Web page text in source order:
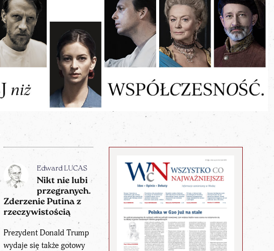
Edward LUCAS
Nikt nie lubi
przegranych.
Zderzenie Putina z
rzeczywistością
Prezydent Donald Trump
wydaje się także gotowy